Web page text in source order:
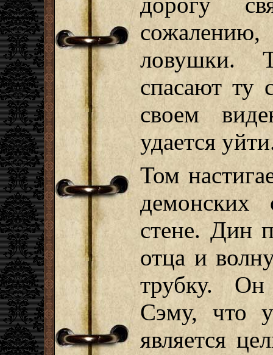
ловушки.
спасают ту
своем
удается
Том
демонских
стене. Дин
отца и
трубку. Он
Сэму, что
является